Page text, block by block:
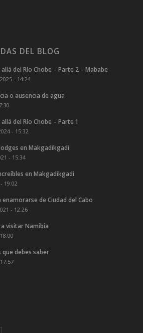
DEL BLOG
allá del Río Chobe – Parte 2 – Mababe
- 14:24
o ausencia de agua
del Río Chobe – Parte 1
- 15:32
en Makgadikgadi
- 15:34
en Makgadikgadi
19:02
de Ciudad del Cabo
- 12:26
visitar Namibia
que debes saber